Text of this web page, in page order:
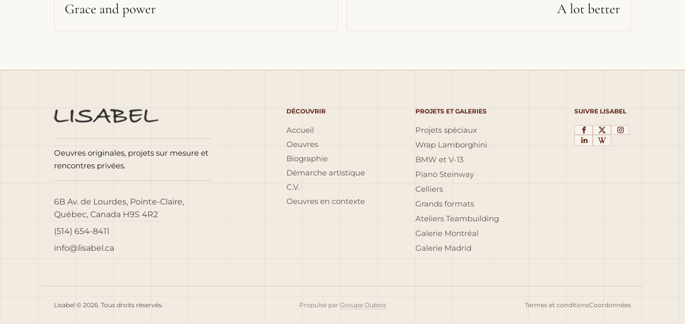
Grace and power A lot better
Oeuvres originales, projets sur mesure et
rencontres privées.
6B Av. de Lourdes, Pointe-Claire,
Québec, Canada H9S 4R2
(514) 654-8411
info@lisabel.ca
DÉCOUVRIR
Accueil
Oeuvres
Biographie
Démarche artistique
C.V.
Oeuvres en contexte
PROJETS ET GALERIES
Projets spéciaux
Wrap Lamborghini
BMW et V-13
Piano Steinway
Celliers
Grands formats
Ateliers Teambuilding
Galerie Montréal
Galerie Madrid
SUIVRE LISABEL
Lisabel © 2026. Tous droits réservés. Propulsé par Groupe Dubois Termes et conditionsCoordonnées